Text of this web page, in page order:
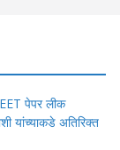
पेपर लीक
यांच्याकडे अतिरिक्त